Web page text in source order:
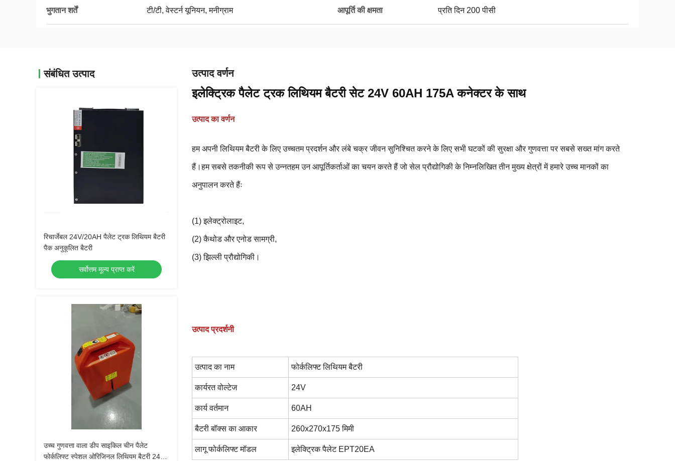
भुगतान शर्तें टी/टी, वेस्टर्न यूनियन, मनीग्राम आपूर्ति की क्षमता प्रति दिन 200 पीसी
संबंधित उत्पाद
रिचार्जेबल 24V/20AH पैलेट ट्रक लिथियम बैटरी
पैक अनुकूलित बैटरी
सर्वोत्तम मूल्य प्राप्त करें
उच्च गुणवत्ता वाला डीप साइकिल चीन पैलेट
फोर्कलिफ्ट स्पेशल ओरिजिनल लिथियम बैटरी 24V
उत्पाद वर्णन
इलेक्ट्रिक पैलेट ट्रक लिथियम बैटरी सेट 24V 60AH 175A कनेक्टर के साथ
उत्पाद का वर्णन
हम अपनी लिथियम बैटरी के लिए उच्चतम प्रदर्शन और लंबे चक्र जीवन सुनिश्चित करने के लिए सभी घटकों की सुरक्षा और गुणवत्ता पर सबसे सख्त मांग करते
हैं।हम सबसे तकनीकी रूप से उन्नतहम उन आपूर्तिकर्ताओं का चयन करते हैं जो सेल प्रौद्योगिकी के निम्नलिखित तीन मुख्य क्षेत्रों में हमारे उच्च मानकों का
अनुपालन करते हैंः
(1) इलेक्ट्रोलाइट,
(2) कैथोड और एनोड सामग्री,
(3) झिल्ली प्रौद्योगिकी।
उत्पाद प्रदर्शनी
उत्पाद का नाम फोर्कलिफ्ट लिथियम बैटरी
कार्यरत वोल्टेज 24V
कार्य वर्तमान 60AH
बैटरी बॉक्स का आकार 260x270x175 मिमी
लागू फोर्कलिफ्ट मॉडल इलेक्ट्रिक पैलेट EPT20EA